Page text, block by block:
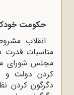
حکومت
انقلاب
مناسبات
مجلس شورای
کردن دولت و
دگرگون کردن